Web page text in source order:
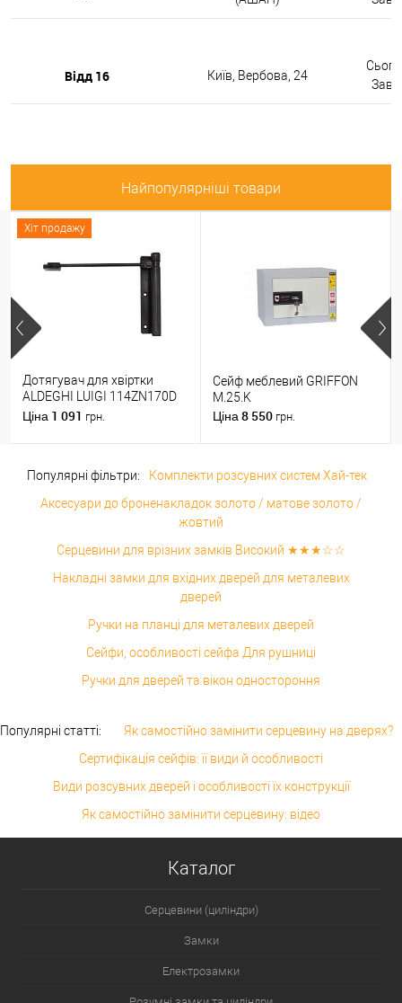
Відд 16 Київ, Вербова, 24
Найпопулярніші товари
Хіт продажу
Дотягувач для хвіртки
ALDEGHI LUIGI 114ZN170D
правий ZN чорний цинк
Ціна 1 091 грн.
Сейф меблевий GRIFFON
M.25.K
Ціна 8 550 грн.
Популярні фільтри:
Комплекти розсувних систем Хай-тек
Аксесуари до броненакладок золото / матове золото /
жовтий
Серцевини для врізних замків Високий ★★★☆☆
Накладні замки для вхідних дверей для металевих
дверей
Ручки на планці для металевих дверей
Сейфи, особливості сейфа Для рушниці
Ручки для дверей та вікон одностороння
Популярні статті:
Як самостійно замінити серцевину на дверях?
Сертифікація сейфів: її види й особливості
Види розсувних дверей і особливості їх конструкції
Як самостійно замінити серцевину: відео
Каталог
Серцевини (циліндри)
Замки
Електрозамки